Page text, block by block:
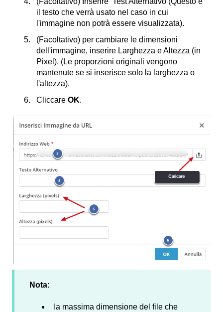
il testo che verrà usato nel caso in cui
l'immagine non potrà essere visualizzata).
(Facoltativo) per cambiare le dimensioni
dell'immagine, inserire Larghezza e Altezza (in
Pixel). (Le proporzioni originali vengono
mantenute se si inserisce solo la larghezza o
l'altezza).
Cliccare OK.
Nota:
Ia massima dimensione del file che